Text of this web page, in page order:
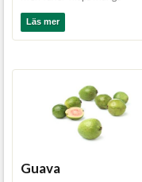
ställen. Frukten ha...
Läs mer
Guava